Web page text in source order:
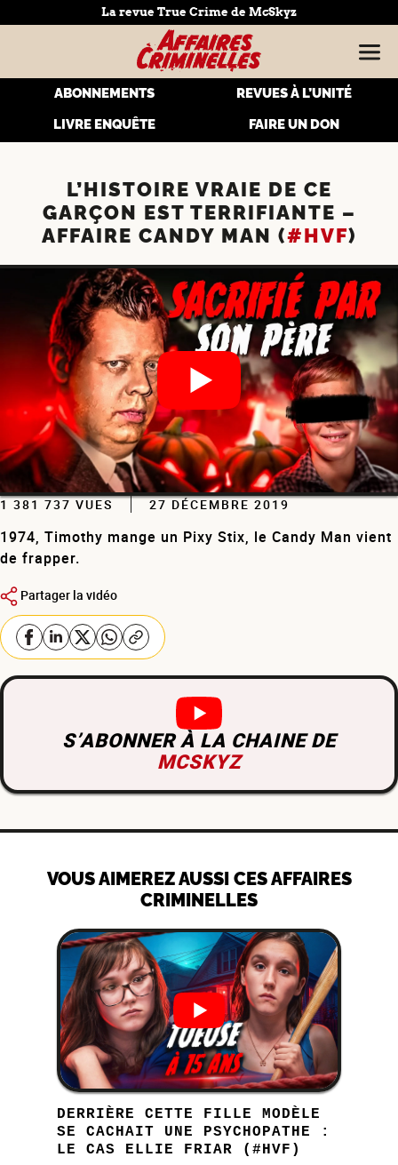
La revue True Crime de McSkyz
ABONNEMENTS
REVUES À L’UNITÉ
LIVRE ENQUÊTE
FAIRE UN DON
L’HISTOIRE VRAIE DE CE
GARÇON EST TERRIFIANTE –
AFFAIRE CANDY MAN (#HVF)
1 381 737 VUES 27 DÉCEMBRE 2019
1974, Timothy mange un Pixy Stix, le Candy Man vient
de frapper.
Partager la vidéo
S’ABONNER À LA CHAINE DE
MCSKYZ
VOUS AIMEREZ AUSSI CES AFFAIRES
CRIMINELLES
DERRIÈRE CETTE FILLE MODÈLE
SE CACHAIT UNE PSYCHOPATHE :
LE CAS ELLIE FRIAR (#HVF)